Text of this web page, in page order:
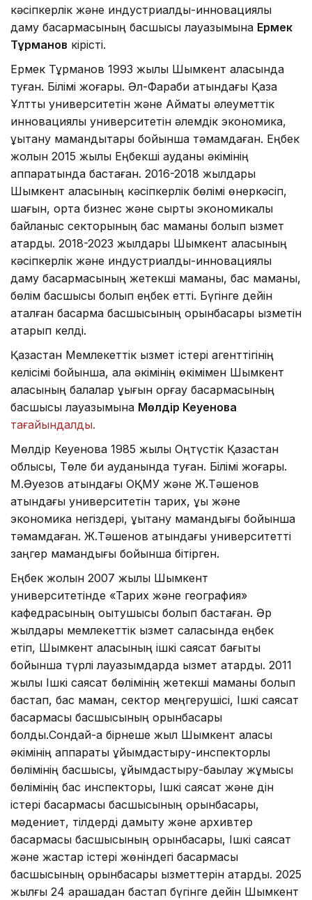
кәсіпкерлік және индустриалды-инновациялық
даму басқармасының басшысы лауазымына Ермек
Тұрманов кірісті.
Ермек Тұрманов 1993 жылы Шымкент қаласында
туған. Білімі жоғары. Әл-Фараби атындағы Қазақ
Ұлттық университетін және Аймақтық әлеуметтік
инновациялық университетін әлемдік экономика,
құқықтану мамандықтары бойынша тәмамдаған. Еңбек
жолын 2015 жылы Еңбекші ауданы әкімінің
аппаратында бастаған. 2016-2018 жылдары
Шымкент қаласының кәсіпкерлік бөлімі өнеркәсіп,
шағын, орта бизнес және сыртқы экономикалық
байланыс секторының бас маманы болып қызмет
атқарды. 2018-2023 жылдары Шымкент қаласының
кәсіпкерлік және индустриалды-инновациялық
даму басқармасының жетекші маманы, бас маманы,
бөлім басшысы болып еңбек етті. Бүгінге дейін
аталған басқарма басшысының орынбасары қызметін
атқарып келді.
Қазақстан Мемлекеттік қызмет істері агенттігінің
келісімі бойынша, қала әкімінің өкімімен Шымкент
қаласының балалар құқығын қорғау басқармасының
басшысы лауазымына Мөлдір Кеуенова
тағайындалды.
Мөлдір Кеуенова 1985 жылы Оңтүстік Қазақстан
облысы, Төле би ауданында туған. Білімі жоғары.
М.Әуезов атындағы ОҚМУ және Ж.Тәшенов
атындағы университетін тарих, құқық және
экономика негіздері, құқықтану мамандығы бойынша
тәмамдаған. Ж.Тәшенов атындағы университетті
заңгер мамандығы бойынша бітірген.
Еңбек жолын 2007 жылы Шымкент
университетінде «Тарих және география»
кафедрасының оқытушысы болып бастаған. Әр
жылдары мемлекеттік қызмет саласында еңбек
етіп, Шымкент қаласының ішкі саясат бағыты
бойынша түрлі лауазымдарда қызмет атқарды. 2011
жылы Ішкі саясат бөлімінің жетекші маманы болып
бастап, бас маман, сектор меңгерушісі, Ішкі саясат
басқармасы басшысының орынбасары
болды.Сондай-ақ бірнеше жыл Шымкент қаласы
әкімінің аппараты ұйымдастыру-инспекторлық
бөлімінің басшысы, ұйымдастыру-бақылау жұмысы
бөлімінің бас инспекторы, Ішкі саясат және дін
істері басқармасы басшысының орынбасары,
мәдениет, тілдерді дамыту және архивтер
басқармасы басшысының орынбасары, Ішкі саясат
және жастар істері жөніндегі басқармасы
басшысының орынбасары қызметтерін атқарды. 2025
жылғы 24 қарашадан бастап бүгінге дейін Шымкент